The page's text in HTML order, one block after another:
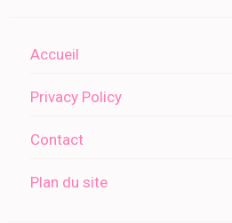
Accueil
Privacy Policy
Contact
Plan du site